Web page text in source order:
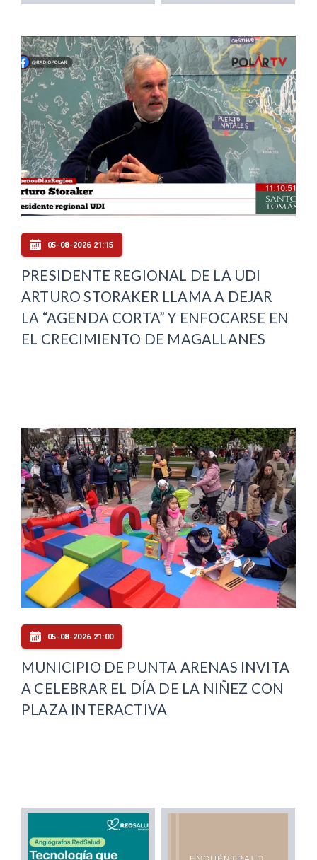
05-08-2026 21:15
PRESIDENTE REGIONAL DE LA UDI
ARTURO STORAKER LLAMA A DEJAR
LA “AGENDA CORTA” Y ENFOCARSE EN
EL CRECIMIENTO DE MAGALLANES
05-08-2026 21:00
MUNICIPIO DE PUNTA ARENAS INVITA
A CELEBRAR EL DÍA DE LA NIÑEZ CON
PLAZA INTERACTIVA